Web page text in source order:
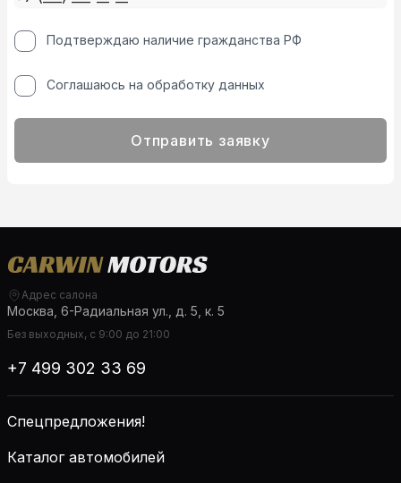
Подтверждаю наличие гражданства РФ
Соглашаюсь на обработку данных
Отправить заявку
Адрес салона
Москва, 6-Радиальная ул., д. 5, к. 5
Без выходных, с 9:00 до 21:00
+7 499 302 33 69
Спецпредложения!
Каталог автомобилей